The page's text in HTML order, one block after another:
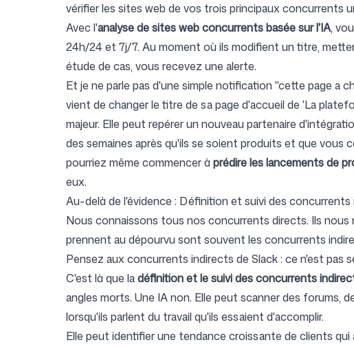
vérifier les sites web de vos trois principaux concurrents
Avec l'analyse de sites web concurrents basée sur l'IA,
24h/24 et 7j/7. Au moment où ils modifient un titre,
étude de cas, vous recevez une alerte.
Et je ne parle pas d'une simple notification "cette page a
vient de changer le titre de sa page d'accueil de 'La
majeur. Elle peut repérer un nouveau partenaire
des semaines après qu'ils se soient produits et que vous
pourriez même commencer àprédire les lancements de
eux.
Au-delà de l'évidence : Définition et suivi des concurrents
Nous connaissons tous nos concurrents directs. Ils
prennent au dépourvu sont souvent les concurrents
Pensez aux concurrents indirects de Slack : ce n'est pas
C'est là que ladéfinition et le suivi des concurrents
angles morts. Une IA non. Elle peut scanner des forums,
lorsqu'ils parlent du travail qu'ils essaient d'accomplir.
Elle peut identifier une tendance croissante de clients